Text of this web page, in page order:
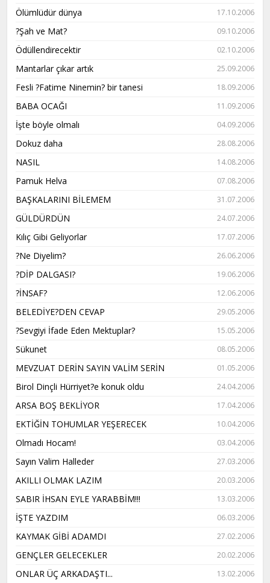
Ölümlüdür dünya 17.10.2006
?Şah ve Mat? 09.10.2006
Ödüllendirecektir 02.10.2006
Mantarlar çıkar artık 25.09.2006
Fesli ?Fatime Ninemin? bir tanesi 18.09.2006
BABA OCAĞI 11.09.2006
İşte böyle olmalı 04.09.2006
Dokuz daha 28.08.2006
NASIL 14.08.2006
Pamuk Helva 07.08.2006
BAŞKALARINI BİLEMEM 31.07.2006
GÜLDÜRDÜN 24.07.2006
Kılıç Gibi Geliyorlar 17.07.2006
?Ne Diyelim? 26.06.2006
?DİP DALGASI? 19.06.2006
?İNSAF? 12.06.2006
BELEDİYE?DEN CEVAP 29.05.2006
?Sevgiyi İfade Eden Mektuplar? 15.05.2006
Sükunet 08.05.2006
MEVZUAT DERİN SAYIN VALİM SERİN 01.05.2006
Birol Dinçli Hürriyet?e konuk oldu 24.04.2006
ARSA BOŞ BEKLİYOR 17.04.2006
EKTİĞİN TOHUMLAR YEŞERECEK 10.04.2006
Olmadı Hocam! 03.04.2006
Sayın Valim Halleder 27.03.2006
AKILLI OLMAK LAZIM 20.03.2006
SABIR İHSAN EYLE YARABBİM!!! 13.03.2006
İŞTE YAZDIM 06.03.2006
KAYMAK GİBİ ADAMDI 27.02.2006
GENÇLER GELECEKLER 20.02.2006
ONLAR ÜÇ ARKADAŞTI... 13.02.2006